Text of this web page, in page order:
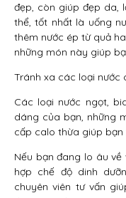
đẹp, còn giúp đẹp da,
thể, tốt nhất là uống
thêm nước ép từ quả
những món này giúp
Tránh xa các loại nước
Các loại nước ngọt,
dáng của bạn, những
cấp calo thừa giúp
Nếu bạn đang lo âu
hợp chế độ dinh
chuyên viên tư vấn